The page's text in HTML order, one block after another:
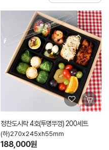
정찬도시락 4호(투명뚜껑) 200세트
(하)270x245xh55mm
188,000원